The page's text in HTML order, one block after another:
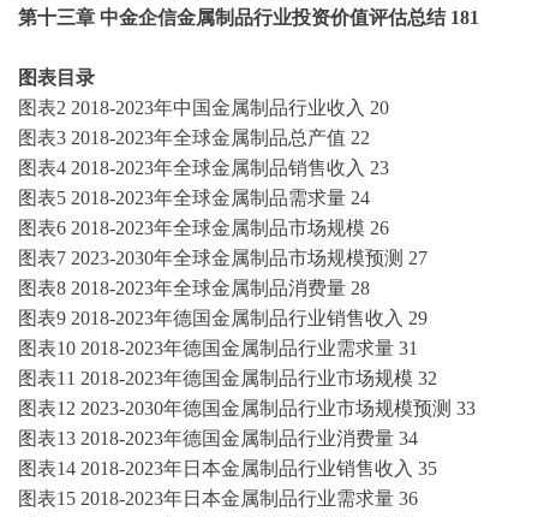
第十三章 中金企信金属制品行业投资价值评估总结 181
图表目录
图表2 2018-2023年中国金属制品行业收入 20
图表3 2018-2023年全球金属制品总产值 22
图表4 2018-2023年全球金属制品销售收入 23
图表5 2018-2023年全球金属制品需求量 24
图表6 2018-2023年全球金属制品市场规模 26
图表7 2023-2030年全球金属制品市场规模预测 27
图表8 2018-2023年全球金属制品消费量 28
图表9 2018-2023年德国金属制品行业销售收入 29
图表10 2018-2023年德国金属制品行业需求量 31
图表11 2018-2023年德国金属制品行业市场规模 32
图表12 2023-2030年德国金属制品行业市场规模预测 33
图表13 2018-2023年德国金属制品行业消费量 34
图表14 2018-2023年日本金属制品行业销售收入 35
图表15 2018-2023年日本金属制品行业需求量 36